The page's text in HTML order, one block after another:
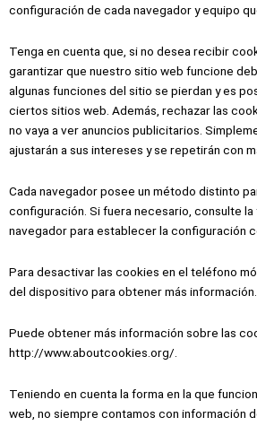
configuración de cada navegador y equipo
Tenga en cuenta que, si no desea recibir
garantizar que nuestro sitio web funcione
algunas funciones del sitio se pierdan y es
ciertos sitios web. Además, rechazar las
no vaya a ver anuncios publicitarios.
ajustarán a sus intereses y se repetirán con
Cada navegador posee un método distinto
configuración. Si fuera necesario, consulte la
navegador para establecer la configuración
Para desactivar las cookies en el teléfono
del dispositivo para obtener más información.
Puede obtener más información sobre las
http://www.aboutcookies.org/
Teniendo en cuenta la forma en la que
web, no siempre contamos con información